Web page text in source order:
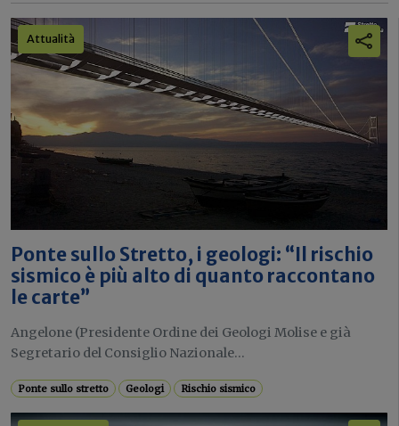
Attualità
Ponte sullo Stretto, i geologi: “Il rischio
sismico è più alto di quanto raccontano
le carte”
Angelone (Presidente Ordine dei Geologi Molise e già
Segretario del Consiglio Nazionale...
Ponte sullo stretto Geologi Rischio sismico